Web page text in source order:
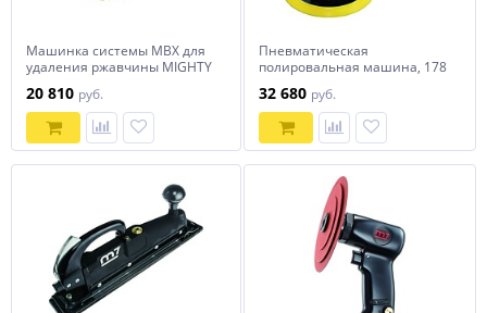
Машинка системы MBX для
удаления ржавчины MIGHTY
20 810 руб.
Пневматическая
полировальная машина, 178
SEVEN QP-327
32 680 руб.